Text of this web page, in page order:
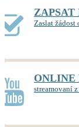
Zaslat žádost
ONLINE
streamovaní